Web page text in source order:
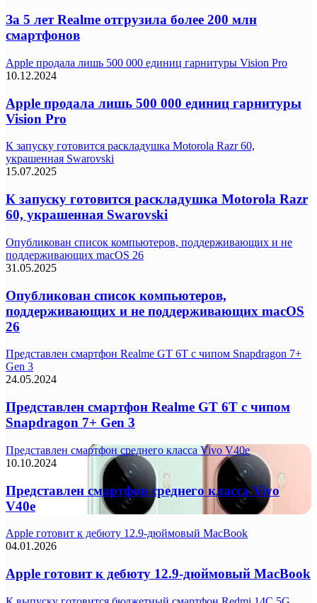
За 5 лет Realme отгрузила более 200 млн
смартфонов
Apple продала лишь 500 000 единиц гарнитуры Vision Pro
10.12.2024
Apple продала лишь 500 000 единиц гарнитуры
Vision Pro
К запуску готовится раскладушка Motorola Razr 60,
украшенная Swarovski
15.07.2025
К запуску готовится раскладушка Motorola Razr
60, украшенная Swarovski
Опубликован список компьютеров, поддерживающих и не
поддерживающих macOS 26
31.05.2025
Опубликован список компьютеров,
поддерживающих и не поддерживающих macOS
26
Представлен смартфон Realme GT 6T с чипом Snapdragon 7+
Gen 3
24.05.2024
Представлен смартфон Realme GT 6T с чипом
Snapdragon 7+ Gen 3
Представлен смартфон среднего класса Vivo V40e
10.10.2024
Представлен смартфон среднего класса Vivo
V40e
Apple готовит к дебюту 12.9-дюймовый MacBook
04.01.2026
Apple готовит к дебюту 12.9-дюймовый MacBook